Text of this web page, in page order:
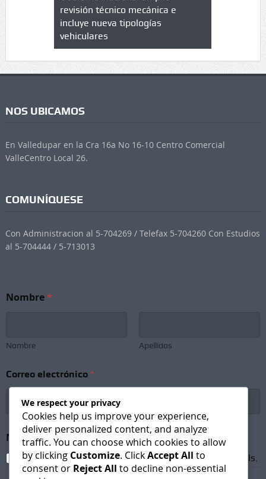
revisión técnico mecánica e
incluye nueva tipologías
vehiculares
cuáles
NOS UBICAMOS
En Valledupar en la Cra 16a No 16-10 Centro Comercial
ValleCentro Local 26.
COMUNÍQUESE
Con Administracion al 5-704269 / Telefax 5-704260 Con Estudios
al 5-704444 / 5-713013
N
r
u
b
i
t
Nombre*
Nombre Apellidos
Correo electrónico *
Newsletter Subscription *
I agree to receive newsletters and promotional emails.
We respect your privacy
Cookies help us improve your experience,
deliver personalized content, and analyze
traffic. You can choose which cookies to allow
by clicking Customize. ClickAccept All to
consent or Reject All to decline non-essential